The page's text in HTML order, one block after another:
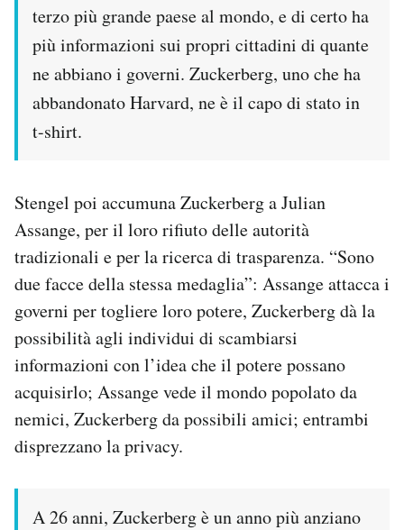
terzo più grande paese al mondo, e di certo ha
più informazioni sui propri cittadini di quante
ne abbiano i governi. Zuckerberg, uno che ha
abbandonato Harvard, ne è il capo di stato in
t-shirt.
Stengel poi accumuna Zuckerberg a Julian
Assange, per il loro rifiuto delle autorità
tradizionali e per la ricerca di trasparenza. “Sono
due facce della stessa medaglia”: Assange attacca i
governi per togliere loro potere, Zuckerberg dà la
possibilità agli individui di scambiarsi
informazioni con l’idea che il potere possano
acquisirlo; Assange vede il mondo popolato da
nemici, Zuckerberg da possibili amici; entrambi
disprezzano la privacy.
A 26 anni, Zuckerberg è un anno più anziano